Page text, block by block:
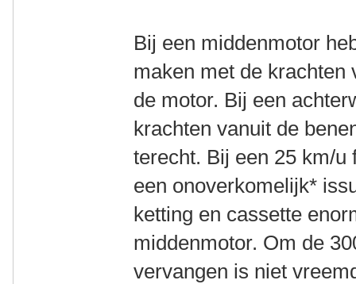
Bij een middenmotor
maken met de krachten
de motor. Bij een
krachten vanuit de
terecht. Bij een 25 km/
een onoverkomelijk*
ketting en cassette
middenmotor. Om de
vervangen is niet